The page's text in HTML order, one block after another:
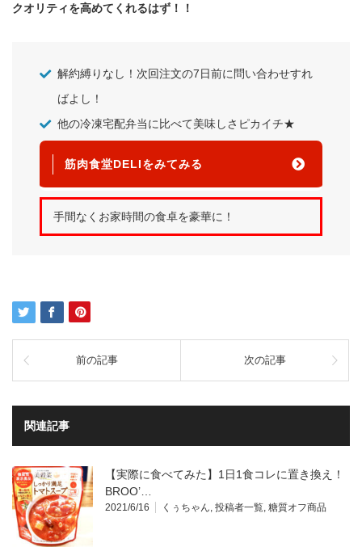
クオリティを高めてくれるはず！！
解約縛りなし！次回注文の7日前に問い合わせすれ
ばよし！
他の冷凍宅配弁当に比べて美味しさピカイチ★
筋肉食堂DELIをみてみる
手間なくお家時間の食卓を豪華に！
前の記事 次の記事
関連記事
【実際に食べてみた】1日1食コレに置き換え！
BROO’…
2021/6/16 くぅちゃん, 投稿者一覧, 糖質オフ商品